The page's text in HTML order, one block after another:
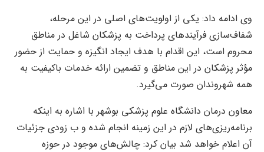
وی ادامه داد: یکی از اولویت‌های اصلی در این مرحله،
شفاف‌سازی فرآیندهای پرداخت به پزشکان شاغل در مناطق
محروم است، این اقدام با هدف ایجاد انگیزه و حمایت از حضور
مؤثر پزشکان در این مناطق و تضمین ارائه خدمات باکیفیت به
همه شهروندان صورت می‌گیرد.
معاون درمان دانشگاه علوم پزشکی بوشهر با اشاره به اینکه
برنامه‌ریزی‌های لازم در این زمینه انجام شده و ب زودی جزئیات
آن اعلام خواهد شد بیان کرد: چالش‌های موجود در حوزه